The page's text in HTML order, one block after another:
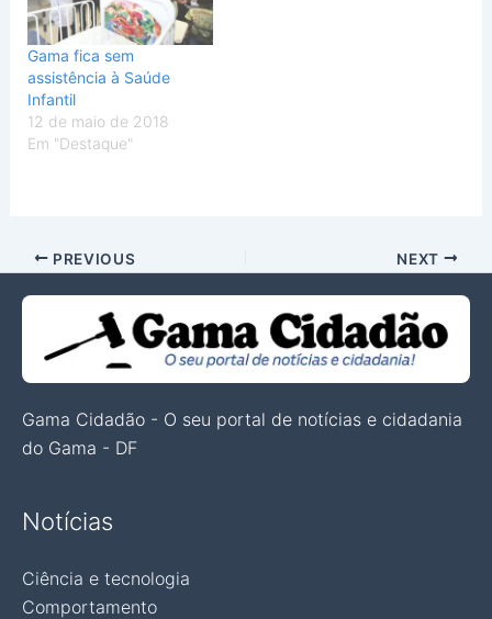
Gama fica sem
assistência à Saúde
Infantil
12 de maio de 2018
Em "Destaque"
PREVIOUS NEXT
Gama Cidadão - O seu portal de notícias e cidadania
do Gama - DF
Notícias
Ciência e tecnologia
Comportamento